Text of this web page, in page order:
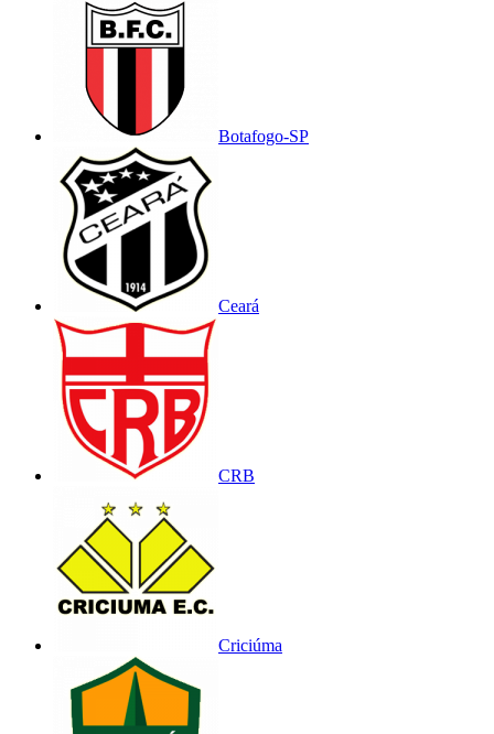
Botafogo-SP
Ceará
CRB
Criciúma